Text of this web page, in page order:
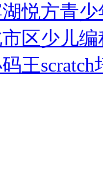
悦方青
区少儿
王scratch